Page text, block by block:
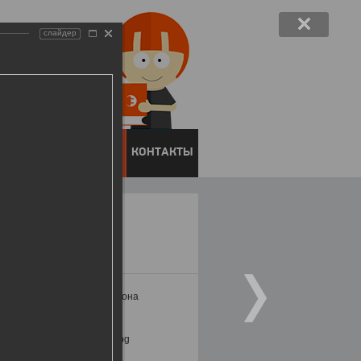
КОНТАКТЫ
бизнес-сообщества региона
слайдер